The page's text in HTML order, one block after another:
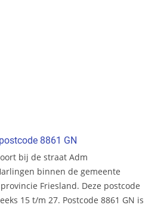
8861 GN
bij de straat Adm
binnen de gemeente
Friesland. Deze postcode
15 t/m 27. Postcode 8861 GN is